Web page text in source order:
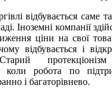
відбувається саме
Іноземні компанії
ціни на свої
відбувається і
коли робота по
і багаторівнево.